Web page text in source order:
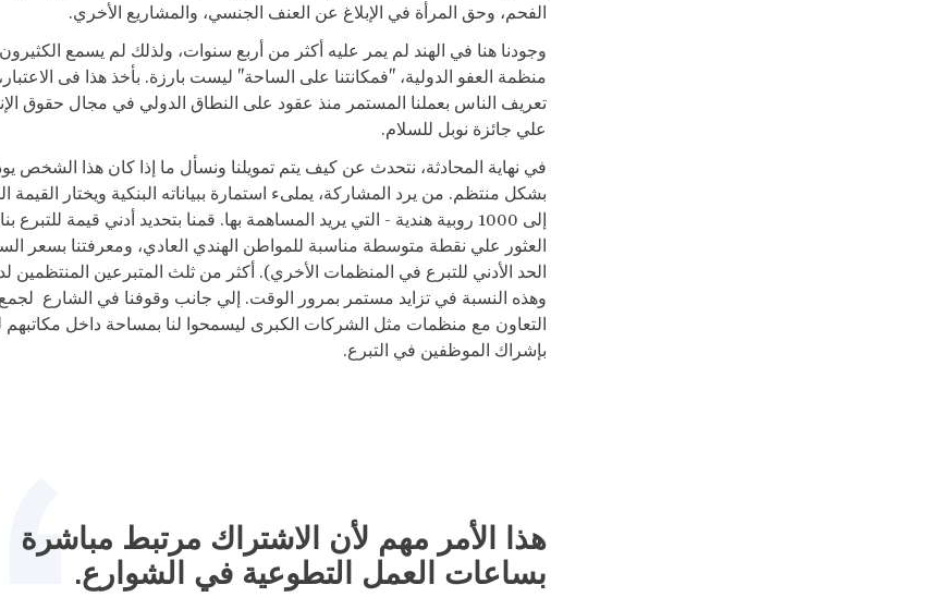
الفحم، وحق المرأة في الإبلاغ عن العنف الجنسي، والمشاريع الأخري.
وجودنا هنا في الهند لم يمر عليه أكثر من أربع سنوات، ولذلك لم يسمع
منظمة العفو الدولية، "فمكانتنا على الساحة" ليست بارزة. بأخذ هذا فى
تعريف الناس بعملنا المستمر منذ عقود على النطاق الدولي في مجال حقوق
علي جائزة نوبل للسلام.
في نهاية المحادثة، نتحدث عن كيف يتم تمويلنا ونسأل ما إذا كان هذا الشخص
إلى 1000 روبية هندية - التي يريد المساهمة بها. قمنا بتحديد أدني قيمة
العثور علي نقطة متوسطة مناسبة للمواطن الهندي العادي، ومعرفتنا بسعر
الحد الأدني للتبرع في المنظمات الأخري). أكثر من ثلث المتبرعين المنتظمين
وهذه النسبة في تزايد مستمر بمرور الوقت. إلي جانب وقوفنا في الشارع لجمع
التعاون مع منظمات مثل الشركات الكبرى ليسمحوا لنا بمساحة داخل مكاتبهم
بإشراك الموظفين في التبرع.
هذا الأمر مهم لأن الاشتراك مرتبط مباشرة
بساعات العمل التطوعية في الشوارع.